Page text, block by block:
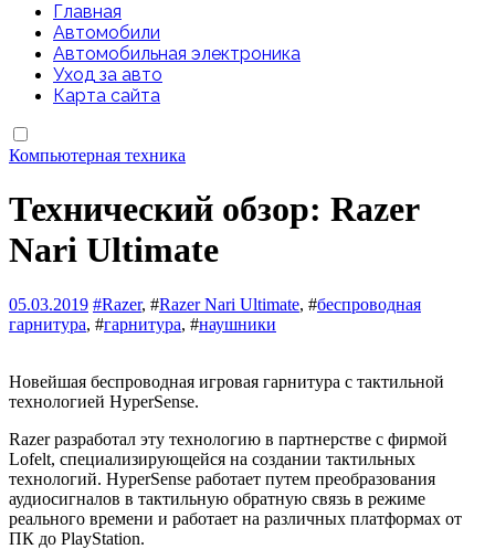
Главная
Автомобили
Автомобильная электроника
Уход за авто
Карта сайта
Компьютерная техника
Технический обзор: Razer
Nari Ultimate
05.03.2019 #Razer, #Razer Nari Ultimate, #беспроводная
гарнитура, #гарнитура, #наушники
Новейшая беспроводная игровая гарнитура с тактильной
технологией HyperSense.
Razer разработал эту технологию в партнерстве с фирмой
Lofelt, специализирующейся на создании тактильных
технологий. HyperSense работает путем преобразования
аудиосигналов в тактильную обратную связь в режиме
реального времени и работает на различных платформах от
ПК до PlayStation.